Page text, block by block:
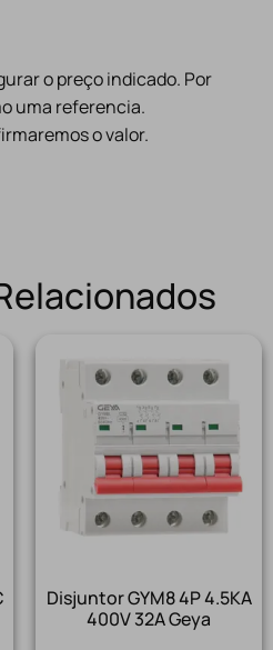
o preço indicado. Por
uma referencia.
o valor.
Disjuntor GYM8 4P 4.5KA
400V 32A Geya